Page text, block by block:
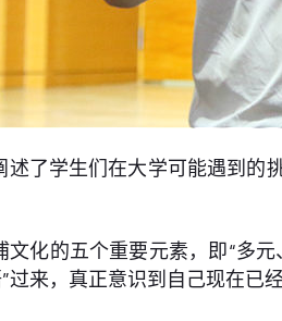
述了学生们在大学可能遇到的
化的五个重要元素，即“多
过来，真正意识到自己现在已